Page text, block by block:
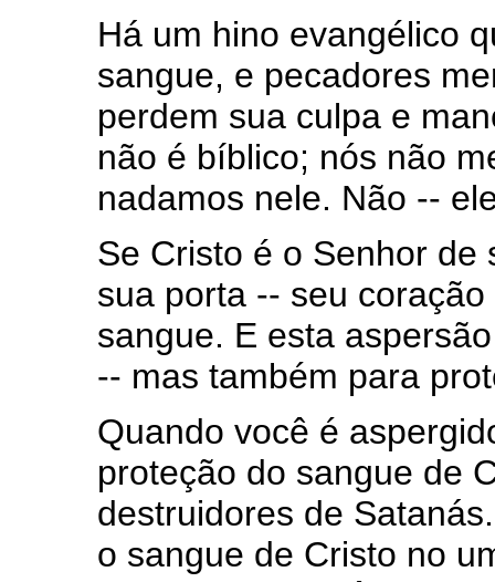
Há um hino evangélico
sangue, e pecadores
perdem sua culpa e
não é bíblico; nós não
nadamos nele. Não --
Se Cristo é o Senhor de
sua porta -- seu
sangue. E esta
-- mas também para
Quando você é
proteção do sangue de
destruidores de
o sangue de Cristo no